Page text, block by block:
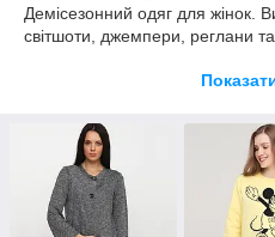
Демісезонний одяг для жінок.
світшоти, джемпери, реглани
Однотонні худі та принтовані
строгих гольфів. Повсякденні
спортивні толстовки з худі
зручний образ. Поєднуйте
джинсами, штанами,
ви шукаєте жіночий одяг для